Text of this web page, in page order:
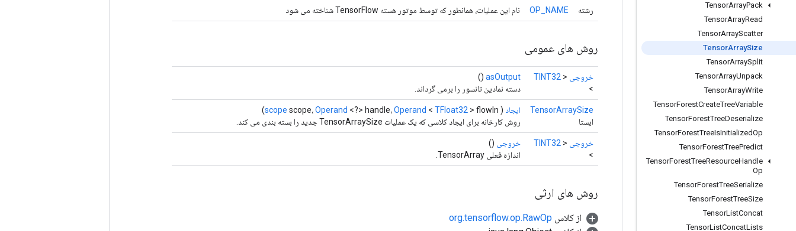
TensorArrayPack
TensorArrayRead
TensorArrayScatter
TensorArraySize
TensorArraySplit
TensorArrayUnpack
TensorArrayWrite
TensorForestCreateTreeVariable
TensorForestTreeDeserialize
TensorForestTreeIsInitializedOp
TensorForestTreePredict
TensorForestTreeResourceHandle
Op
TensorForestTreeSerialize
TensorForestTreeSize
TensorListConcat
TensorListConcatLists
رشته OP_NAME نام این عملیات، همانطور که توسط موتور هسته TensorFlow شناخته می شود
روش های عمومی
خروجی <
TINT32
>
asOutput
()
دسته نمادین تانسور را برمی گرداند.
TensorArraySize
ایستا
ایجاد (
scope scope،Operand <?> handle،Operand < TFloat32 > flowIn)
روش کارخانه برای ایجاد کلاسی که یک عملیات TensorArraySize جدید را بسته بندی می کند.
خروجی <
TINT32
>
خروجی
()
اندازه فعلی TensorArray.
روش های ارثی
از کلاس org.tensorflow.op.RawOp